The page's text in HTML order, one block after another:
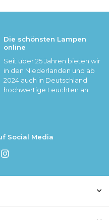
Die schönsten Lampen
online
Seit über 25 Jahren bieten wir
in den Niederlanden und ab
2024 auch in Deutschland
hochwertige Leuchten an.
Social Media